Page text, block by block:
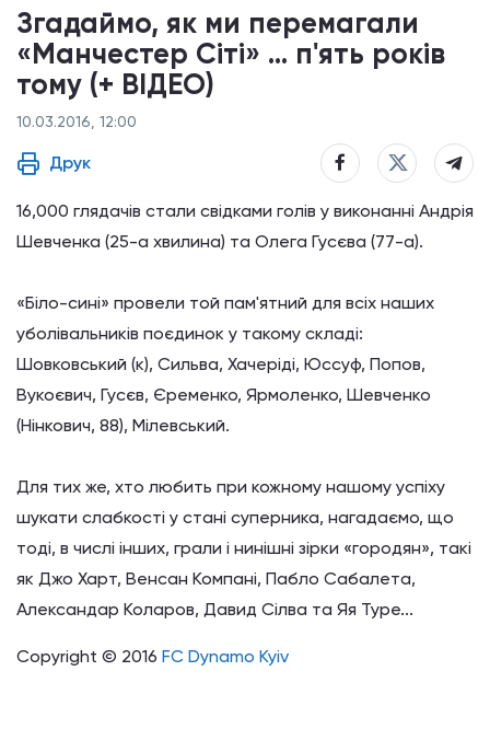
Згадаймо, як ми перемагали
«Манчестер Сіті» ... п'ять років
тому (+ ВІДЕО)
10.03.2016, 12:00
Друк
16,000 глядачів стали свідками голів у виконанні Андрія
Шевченка (25-а хвилина) та Олега Гусєва (77-а).
«Біло-сині» провели той пам'ятний для всіх наших
уболівальників поєдинок у такому складі:
Шовковський (к), Сильва, Хачеріді, Юссуф, Попов,
Вукоєвич, Гусєв, Єременко, Ярмоленко, Шевченко
(Нінкович, 88), Мілевський.
Для тих же, хто любить при кожному нашому успіху
шукати слабкості у стані суперника, нагадаємо, що
тоді, в числі інших, грали і нинішні зірки «городян», такі
як Джо Харт, Венсан Компані, Пабло Сабалета,
Александар Коларов, Давид Сілва та Яя Туре...
Copyright © 2016 FC Dynamo Kyiv